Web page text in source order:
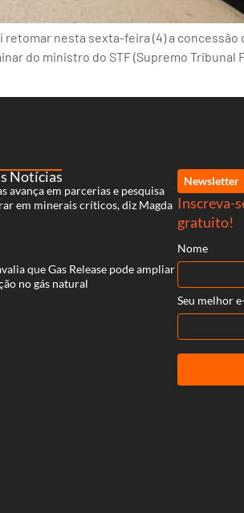
nesta sexta-feira (4) a concessão
do ministro do STF (Supremo Tribunal
Notícias
avança em parcerias e pesquisa
em minerais críticos, diz Magda
que Gas Release pode ampliar
no gás natural
Newsletter
Inscreva-
gratuito!
Nome
Seu melhor